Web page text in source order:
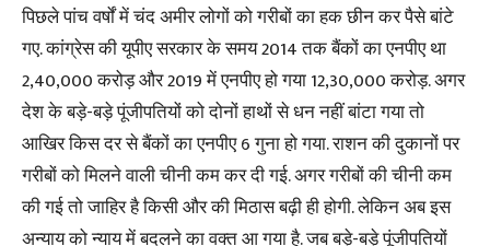
पिछले पांच वर्षों में चंद अमीर लोगों को गरीबों का हक छीन कर पैसे बांटे
गए. कांग्रेस की यूपीए सरकार के समय 2014 तक बैंकों का एनपीए था
2,40,000 करोड़ और 2019 में एनपीए हो गया 12,30,000 करोड़. अगर
देश के बड़े-बड़े पूंजीपतियों को दोनों हाथों से धन नहीं बांटा गया तो
आखिर किस दर से बैंकों का एनपीए 6 गुना हो गया. राशन की दुकानों पर
गरीबों को मिलने वाली चीनी कम कर दी गई. अगर गरीबों की चीनी कम
की गई तो जाहिर है किसी और की मिठास बढ़ी ही होगी. लेकिन अब इस
अन्याय को न्याय में बदलने का वक्त आ गया है. जब बड़े-बड़े पूंजीपतियों